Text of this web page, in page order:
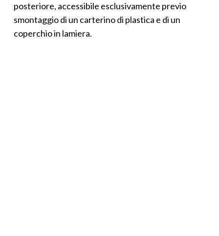
posteriore, accessibile esclusivamente previo
smontaggio di un carterino di plastica e di un
coperchio in lamiera.